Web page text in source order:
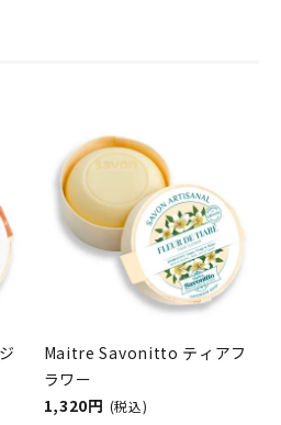
Maitre Savonitto ティアフ
ラワー
1,320円 (税込)